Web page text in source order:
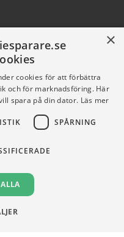
×
cookies för att förbättra
och för marknadsföring. Här
spara på din dator. Läs mer
SPÅRNING